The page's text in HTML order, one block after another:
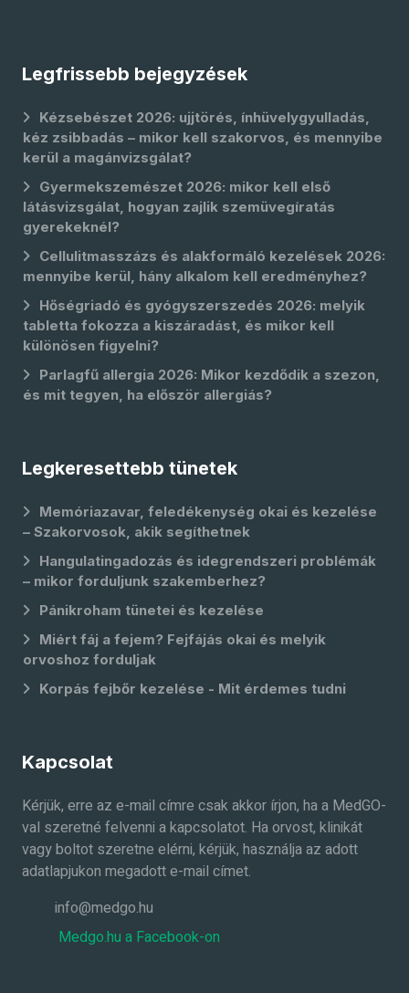
Legfrissebb bejegyzések
Kézsebészet 2026: ujjtörés, ínhüvelygyulladás,
kéz zsibbadás – mikor kell szakorvos, és mennyibe
kerül a magánvizsgálat?
Gyermekszemészet 2026: mikor kell első
látásvizsgálat, hogyan zajlik szemüvegíratás
gyerekeknél?
Cellulitmasszázs és alakformáló kezelések 2026:
mennyibe kerül, hány alkalom kell eredményhez?
Hőségriadó és gyógyszerszedés 2026: melyik
tabletta fokozza a kiszáradást, és mikor kell
különösen figyelni?
Parlagfű allergia 2026: Mikor kezdődik a szezon,
és mit tegyen, ha először allergiás?
Legkeresettebb tünetek
Memóriazavar, feledékenység okai és kezelése
– Szakorvosok, akik segíthetnek
Hangulatingadozás és idegrendszeri problémák
– mikor forduljunk szakemberhez?
Pánikroham tünetei és kezelése
Miért fáj a fejem? Fejfájás okai és melyik
orvoshoz forduljak
Korpás fejbőr kezelése - Mit érdemes tudni
Kapcsolat
Kérjük, erre az e-mail címre csak akkor írjon, ha a MedGO-
val szeretné felvenni a kapcsolatot. Ha orvost, klinikát
vagy boltot szeretne elérni, kérjük, használja az adott
adatlapjukon megadott e-mail címet.
info@medgo.hu
Medgo.hu a Facebook-on